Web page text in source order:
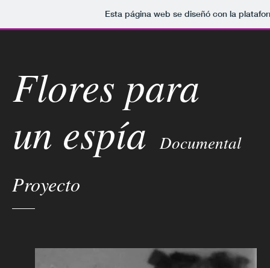
Esta página web se diseñó con la
Flores para
un espía
Documental
Proyecto